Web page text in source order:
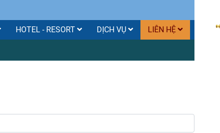
HOTEL - RESORT DỊCH VỤ LIÊN HỆ